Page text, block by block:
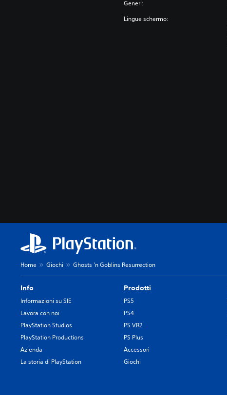
Generi:
Lingue schermo:
Home Giochi Ghosts 'n Goblins Resurrection
Info
Informazioni su SIE
Lavora con noi
PlayStation Studios
PlayStation Productions
Azienda
La storia di PlayStation
Prodotti
PS5
PS4
PS VR2
PS Plus
Accessori
Giochi